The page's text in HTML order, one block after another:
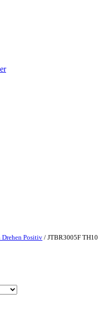
Drehen Positiv / JTBR3005F TH10